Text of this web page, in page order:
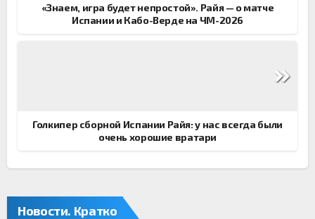
«Знаем, игра будет непростой». Райя — о матче
Испании и Кабо-Верде на ЧМ-2026
Голкипер сборной Испании Райя: у нас всегда были
очень хорошие вратари
Новости. Кратко